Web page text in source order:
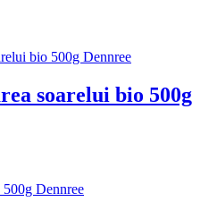
soarelui bio 500g